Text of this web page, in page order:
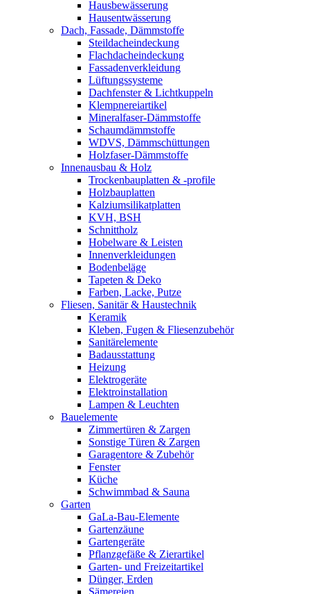
Hausbewässerung
Hausentwässerung
Dach, Fassade, Dämmstoffe
Steildacheindeckung
Flachdacheindeckung
Fassadenverkleidung
Lüftungssysteme
Dachfenster & Lichtkuppeln
Klempnereiartikel
Mineralfaser-Dämmstoffe
Schaumdämmstoffe
WDVS, Dämmschüttungen
Holzfaser-Dämmstoffe
Innenausbau & Holz
Trockenbauplatten & -profile
Holzbauplatten
Kalziumsilikatplatten
KVH, BSH
Schnittholz
Hobelware & Leisten
Innenverkleidungen
Bodenbeläge
Tapeten & Deko
Farben, Lacke, Putze
Fliesen, Sanitär & Haustechnik
Keramik
Kleben, Fugen & Fliesenzubehör
Sanitärelemente
Badausstattung
Heizung
Elektrogeräte
Elektroinstallation
Lampen & Leuchten
Bauelemente
Zimmertüren & Zargen
Sonstige Türen & Zargen
Garagentore & Zubehör
Fenster
Küche
Schwimmbad & Sauna
Garten
GaLa-Bau-Elemente
Gartenzäune
Gartengeräte
Pflanzgefäße & Zierartikel
Garten- und Freizeitartikel
Dünger, Erden
Sämereien